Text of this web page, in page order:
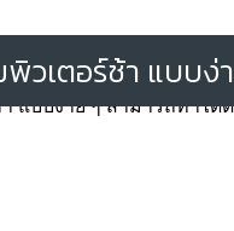
เตอร์ช้า แบบง่